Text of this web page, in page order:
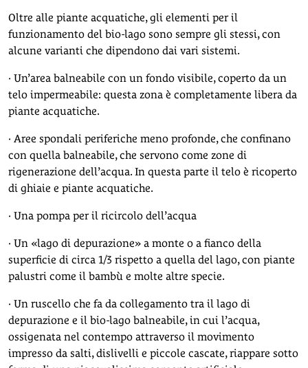
Oltre alle piante acquatiche, gli elementi per il
funzionamento del bio-lago sono sempre gli stessi, con
alcune varianti che dipendono dai vari sistemi.
· Un’area balneabile con un fondo visibile, coperto da un
telo impermeabile: questa zona è completamente libera da
piante acquatiche.
· Aree spondali periferiche meno profonde, che confinano
con quella balneabile, che servono come zone di
rigenerazione dell’acqua. In questa parte il telo è ricoperto
di ghiaie e piante acquatiche.
· Una pompa per il ricircolo dell’acqua
· Un «lago di depurazione» a monte o a fianco della
superficie di circa 1/3 rispetto a quella del lago, con piante
palustri come il bambù e molte altre specie.
· Un ruscello che fa da collegamento tra il lago di
depurazione e il bio-lago balneabile, in cui l’acqua,
ossigenata nel contempo attraverso il movimento
impresso da salti, dislivelli e piccole cascate, riappare sotto